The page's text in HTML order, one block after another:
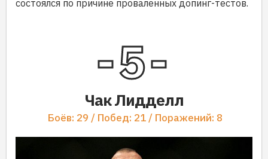
состоялся по причине проваленных допинг-тестов.
5
Чак Лидделл
Боёв: 29 / Побед: 21 / Поражений: 8